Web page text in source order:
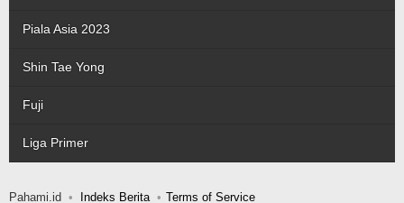
Piala Asia 2023
Shin Tae Yong
Fuji
Liga Primer
Pahami.id Indeks Berita Terms of Service